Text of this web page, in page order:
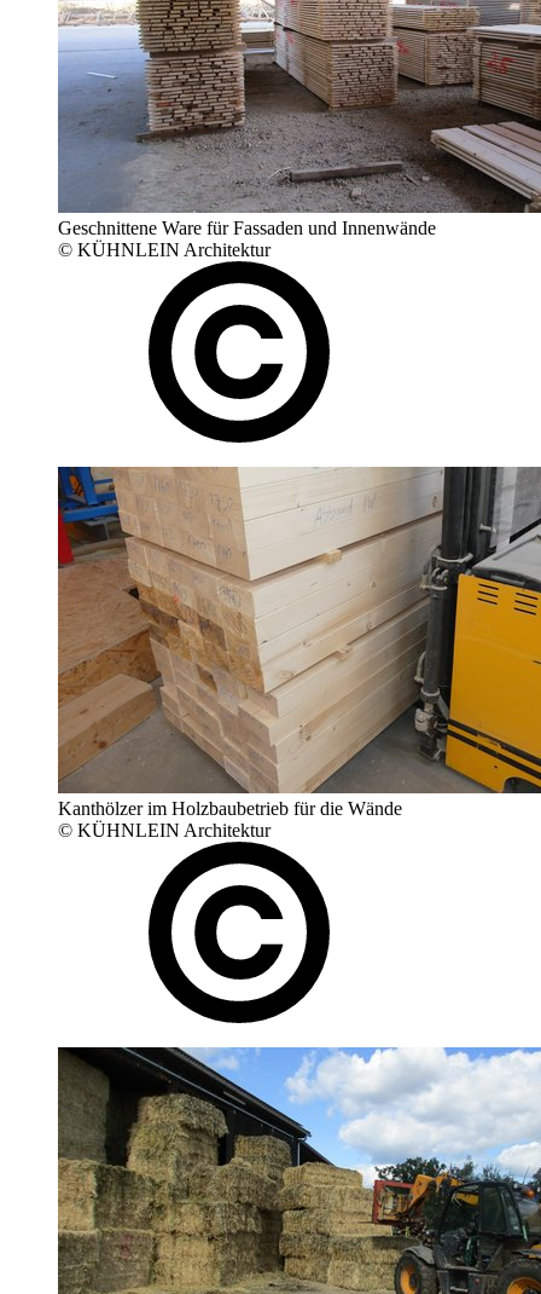
Geschnittene Ware für Fassaden und Innenwände
© KÜHNLEIN Architektur
Kanthölzer im Holzbaubetrieb für die Wände
© KÜHNLEIN Architektur